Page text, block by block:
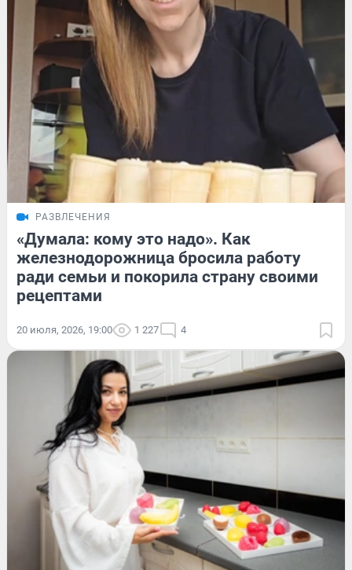
РАЗВЛЕЧЕНИЯ
«Думала: кому это надо». Как
железнодорожница бросила работу
ради семьи и покорила страну своими
рецептами
20 июля, 2026, 19:00 1 227 4